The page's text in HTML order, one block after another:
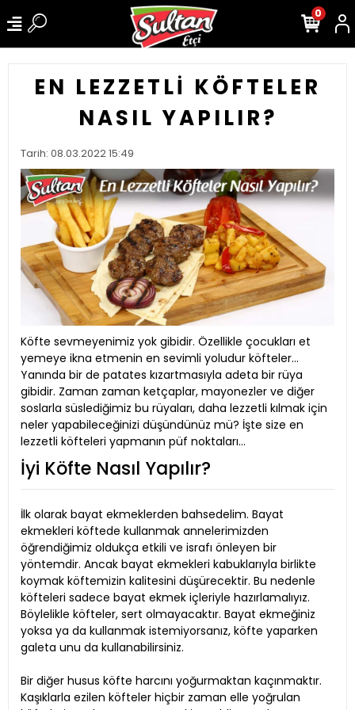
0
EN LEZZETLI KÖFTELER
NASIL YAPILIR?
Tarih: 08.03.2022 15:49
Köfte sevmeyenimiz yok gibidir. Özellikle çocukları et
yemeye ikna etmenin en sevimli yoludur köfteler…
Yanında bir de patates kızartmasıyla adeta bir rüya
gibidir. Zaman zaman ketçaplar, mayonezler ve diğer
soslarla süslediğimiz bu rüyaları, daha lezzetli kılmak için
neler yapabileceğinizi düşündünüz mü? İşte size en
lezzetli köfteleri yapmanın püf noktaları…
İyi Köfte Nasıl Yapılır?
İlk olarak bayat ekmeklerden bahsedelim. Bayat
ekmekleri köftede kullanmak annelerimizden
öğrendiğimiz oldukça etkili ve israfı önleyen bir
yöntemdir. Ancak bayat ekmekleri kabuklarıyla birlikte
koymak köftemizin kalitesini düşürecektir. Bu nedenle
köfteleri sadece bayat ekmek içleriyle hazırlamalıyız.
Böylelikle köfteler, sert olmayacaktır. Bayat ekmeğiniz
yoksa ya da kullanmak istemiyorsanız, köfte yaparken
galeta unu da kullanabilirsiniz.
Bir diğer husus köfte harcını yoğurmaktan kaçınmaktır.
Kaşıklarla ezilen köfteler hiçbir zaman elle yoğrulan